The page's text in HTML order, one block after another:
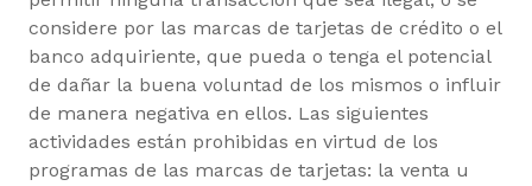
considere por las marcas de tarjetas de crédito o el
banco adquiriente, que pueda o tenga el potencial
de dañar la buena voluntad de los mismos o influir
de manera negativa en ellos. Las siguientes
actividades están prohibidas en virtud de los
programas de las marcas de tarjetas: la venta u